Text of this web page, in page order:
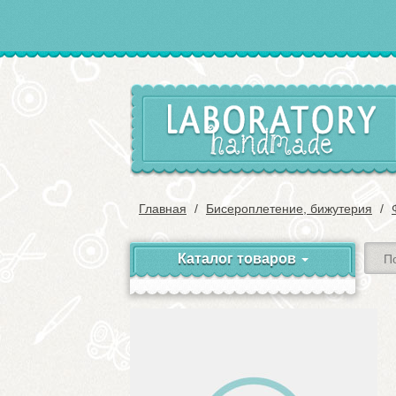
Главная Бисероплетение, бижутерия
Каталог товаров